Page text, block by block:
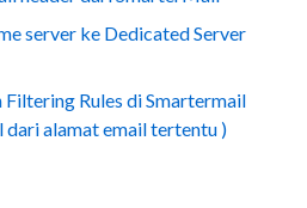
server ke Dedicated Server
Rules di Smartermail
dari alamat email tertentu )